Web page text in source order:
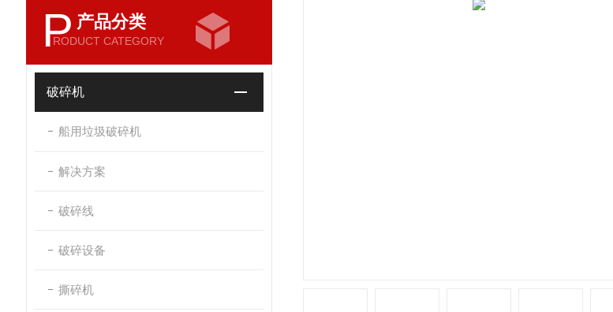
P 产品分类
RODUCT CATEGORY
破碎机
船用垃圾破碎机
解决方案
破碎线
破碎设备
撕碎机